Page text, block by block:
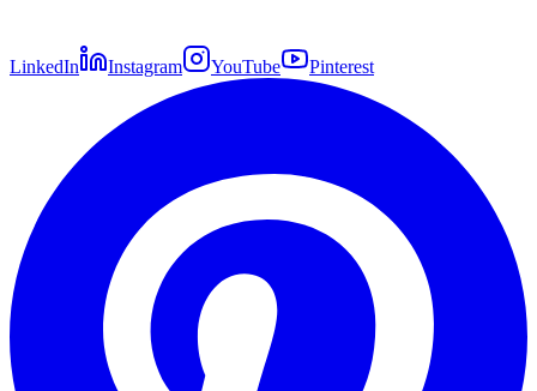
LinkedIn Instagram YouTube Pinterest